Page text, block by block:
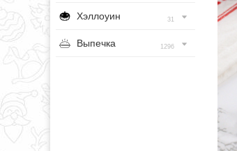
Хэллоуин 31
Выпечка 1296